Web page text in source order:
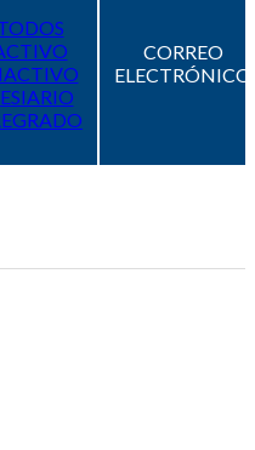
CORREO
ELECTRÓNICO